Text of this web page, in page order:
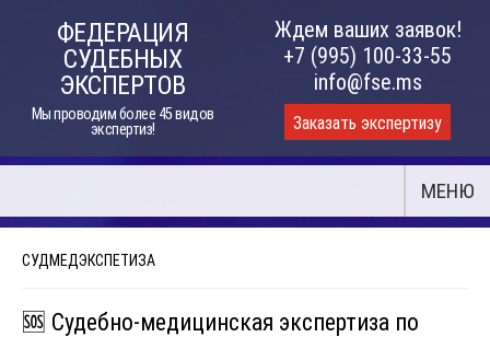
ФЕДЕРАЦИЯ
СУДЕБНЫХ
ЭКСПЕРТОВ
Мы проводим более 45 видов
экспертиз!
Ждем ваших заявок!
+7 (995) 100-33-55
info@fse.ms
Заказать экспертизу
МЕНЮ
СУДМЕДЭКСПЕТИЗА
🆘 Судебно-медицинская экспертиза по